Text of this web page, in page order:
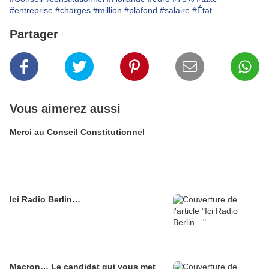
#entreprise #charges #million #plafond #salaire #État
Partager
Vous aimerez aussi
Merci au Conseil Constitutionnel
Ici Radio Berlin…
Macron… Le candidat qui vous met